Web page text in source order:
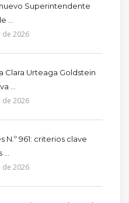
Superintendente
...
de 2026
Clara Urteaga Goldstein
...
de 2026
N.º 961: criterios clave
de 2026